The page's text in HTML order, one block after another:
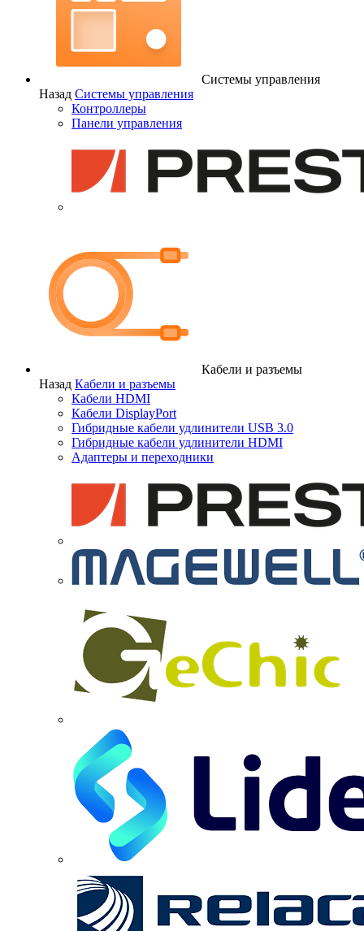
Системы управления
Назад Системы управления
Контроллеры
Панели управления
Кабели и разъемы
Назад Кабели и разъемы
Кабели HDMI
Кабели DisplayPort
Гибридные кабели удлинители USB 3.0
Гибридные кабели удлинители HDMI
Адаптеры и переходники